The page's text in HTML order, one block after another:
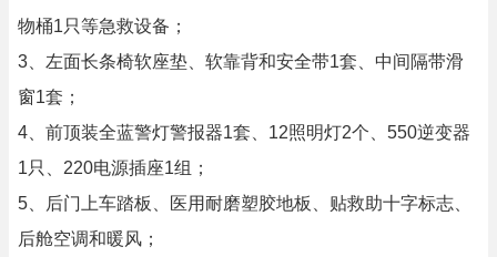
物桶1只等急救设备；
3、左面长条椅软座垫、软靠背和安全带1套、中间隔带滑
窗1套；
4、前顶装全蓝警灯警报器1套、12照明灯2个、550逆变器
1只、220电源插座1组；
5、后门上车踏板、医用耐磨塑胶地板、贴救助十字标志、
后舱空调和暖风；